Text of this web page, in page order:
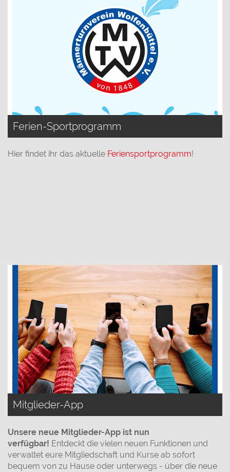
Ferien-Sportprogramm
Hier findet ihr das aktuelle Feriensportprogramm!
Mitglieder-App
Unsere neue Mitglieder-App ist nun
verfügbar! Entdeckt die vielen neuen Funktionen und
verwaltet eure Mitgliedschaft und Kurse ab sofort
bequem von zu Hause oder unterwegs - über die neue